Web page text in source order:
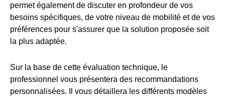
permet également de discuter en profondeur de vos
besoins spécifiques, de votre niveau de mobilité et de vos
préférences pour s'assurer que la solution proposée soit
la plus adaptée.
Sur la base de cette évaluation technique, le
professionnel vous présentera des recommandations
personnalisées. Il vous détaillera les différents modèles